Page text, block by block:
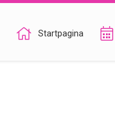
Startpagina